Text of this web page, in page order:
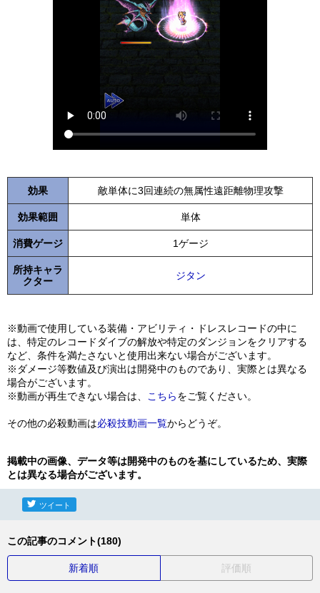
効果 敵単体に3回連続の無属性遠距離物理攻撃
効果範囲 単体
消費ゲージ 1ゲージ
所持キャラ
クター
ジタン
※動画で使用している装備・アビリティ・ドレスレコードの中に
は、特定のレコードダイブの解放や特定のダンジョンをクリアする
など、条件を満たさないと使用出来ない場合がございます。
※ダメージ等数値及び演出は開発中のものであり、実際とは異なる
場合がございます。
※動画が再生できない場合は、
こちらをご覧ください。
その他の必殺動画は必殺技動画一覧からどうぞ。
掲載中の画像、データ等は開発中のものを基にしているため、実際
とは異なる場合がございます。
ツイート
この記事のコメント(180)
新着順 評価順